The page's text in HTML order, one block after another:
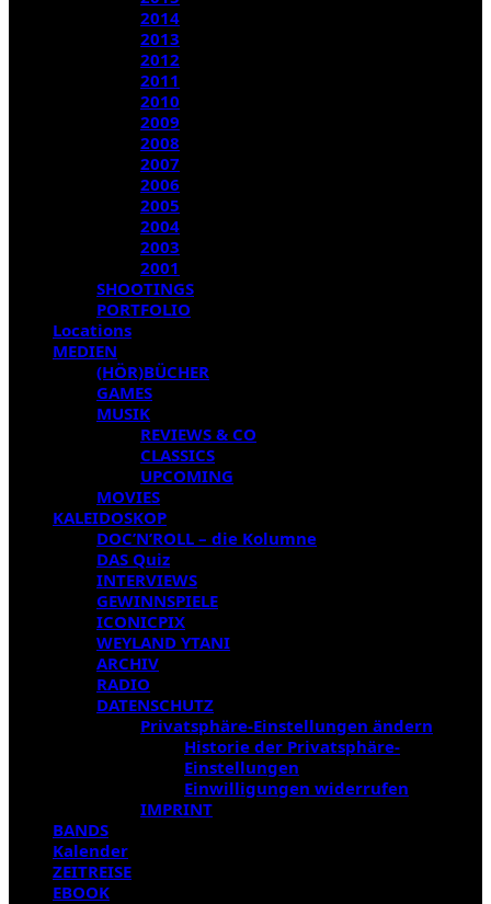
2014
2013
2012
2011
2010
2009
2008
2007
2006
2005
2004
2003
2001
SHOOTINGS
PORTFOLIO
Locations
MEDIEN
(HÖR)BÜCHER
GAMES
MUSIK
REVIEWS & CO
CLASSICS
UPCOMING
MOVIES
KALEIDOSKOP
DOC’N’ROLL – die Kolumne
DAS Quiz
INTERVIEWS
GEWINNSPIELE
ICONICPIX
WEYLAND YTANI
ARCHIV
RADIO
DATENSCHUTZ
Privatsphäre-Einstellungen ändern
Historie der Privatsphäre-
Einstellungen
Einwilligungen widerrufen
IMPRINT
BANDS
Kalender
ZEITREISE
EBOOK